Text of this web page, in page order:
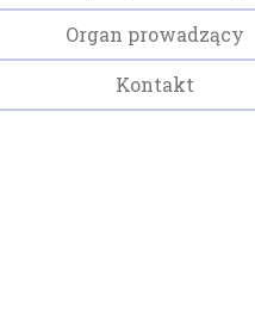
Organ prowadzący
Kontakt